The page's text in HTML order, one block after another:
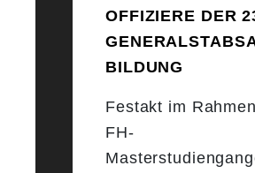
OFFIZIERE DER
BILDUNG
Festakt im
FH-